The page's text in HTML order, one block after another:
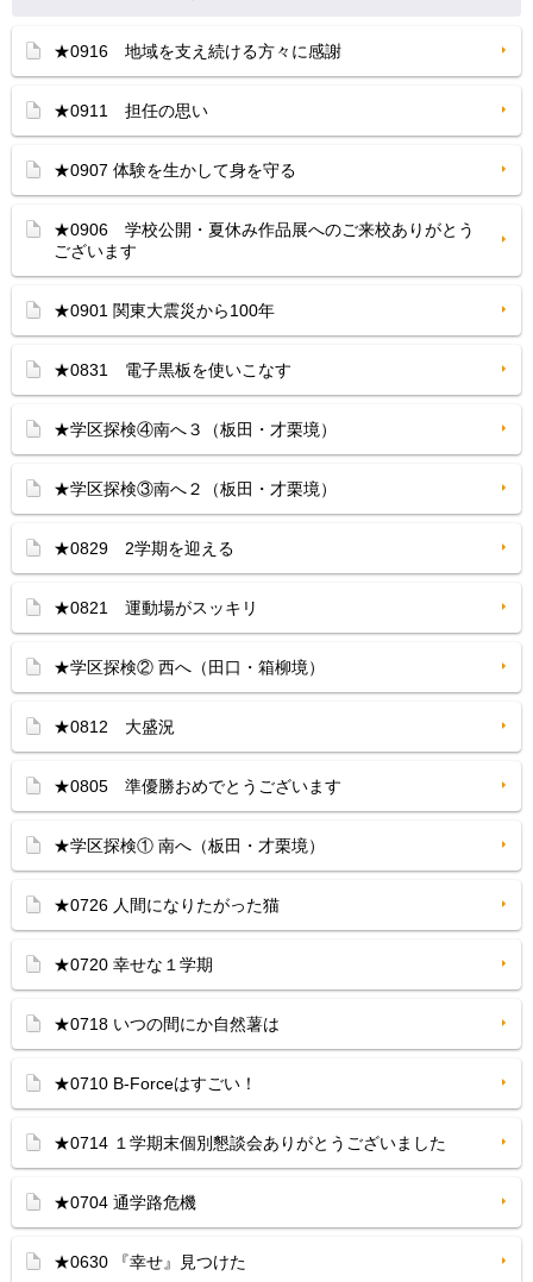
★0916 地域を支え続ける方々に感謝
★0911 担任の思い
★0907 体験を生かして身を守る
★0906 学校公開・夏休み作品展へのご来校ありがとう
ございます
★0901 関東大震災から100年
★0831 電子黒板を使いこなす
★学区探検④南へ３（板田・才栗境）
★学区探検③南へ２（板田・才栗境）
★0829 2学期を迎える
★0821 運動場がスッキリ
★学区探検② 西へ（田口・箱柳境）
★0812 大盛況
★0805 準優勝おめでとうございます
★学区探検① 南へ（板田・才栗境）
★0726 人間になりたがった猫
★0720 幸せな１学期
★0718 いつの間にか自然薯は
★0710 B-Forceはすごい！
★0714 １学期末個別懇談会ありがとうございました
★0704 通学路危機
★0630 『幸せ』見つけた